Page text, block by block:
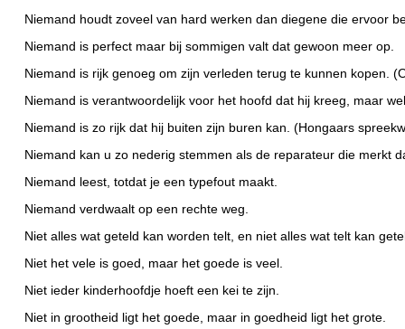
Niemand houdt zoveel van hard werken dan diegene die ervoor
Niemand is perfect maar bij sommigen valt dat gewoon meer op.
Niemand is rijk genoeg om zijn verleden terug te kunnen kopen.
Niemand is verantwoordelijk voor het hoofd dat hij kreeg, maar
Niemand is zo rijk dat hij buiten zijn buren kan. (Hongaars
Niemand kan u zo nederig stemmen als de reparateur die merkt
Niemand leest, totdat je een typefout maakt.
Niemand verdwaalt op een rechte weg.
Niet alles wat geteld kan worden telt, en niet alles wat telt kan
Niet het vele is goed, maar het goede is veel.
Niet ieder kinderhoofdje hoeft een kei te zijn.
Niet in grootheid ligt het goede, maar in goedheid ligt het grote.